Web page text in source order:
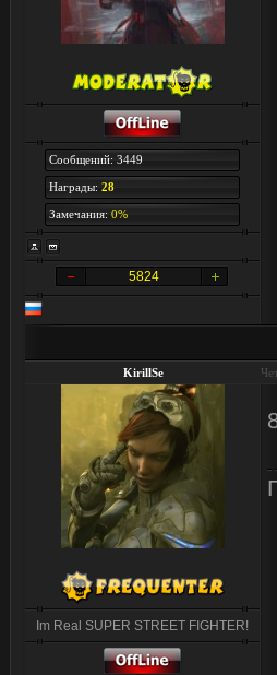
Сообщений: 3449
Награды: 28
Замечания: 0%
5824
KirillSe
Im Real SUPER STREET FIGHTER!